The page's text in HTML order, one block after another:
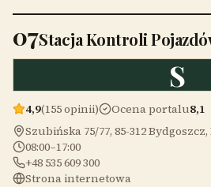
07Stacja Kontroli
S
4,9(155 opinii) Ocena portalu8,1
Szubińska 75/77, 85-312
08:00–17:00
+48 535 609 300
Strona internetowa